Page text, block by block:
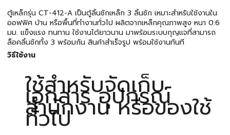
ตู้เหล็กรุ่น CT-412-A เป็นตู้ลิ้นชักเหล็ก 3 ลิ้นชัก เหมาะสำหรับใช้งานใน
ออฟฟิศ บ้าน หรือพื้นที่ทำงานทั่วไป ผลิตจากเหล็กคุณภาพสูง หนา 0.6
มม. แข็งแรง ทนทาน ใช้งานได้ยาวนาน มาพร้อมระบบกุญแจที่สามารถ
ล็อคลิ้นชักทั้ง 3 พร้อมกัน สินค้าสำเร็จรูป พร้อมใช้งานทันที
วิธีใช้งาน
ใช้สำหรับจัดเก็บ
เอกสาร อุปกรณ์
สำนักงาน หรือของใช้
ทั่วไป